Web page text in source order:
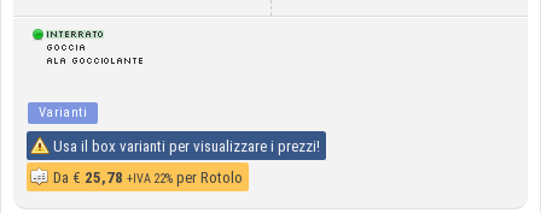
Varianti
Usa il box varianti per visualizzare i prezzi!
Da € 25,78 +IVA 22% per Rotolo